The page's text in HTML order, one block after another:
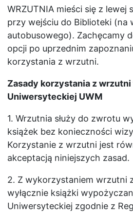
WRZUTNIA mieści się z lewej
przy wejściu do Biblioteki (na
autobusowego). Zachęcamy
opcji po uprzednim
korzystania z wrzutni.
Zasady korzystania z
Uniwersyteckiej UWM
1. Wrzutnia służy do zwrotu
książek bez konieczności
Korzystanie z wrzutni jest
akceptacją niniejszych zasad.
2. Z wykorzystaniem wrzutni
wyłącznie książki
Uniwersyteckiej zgodnie z